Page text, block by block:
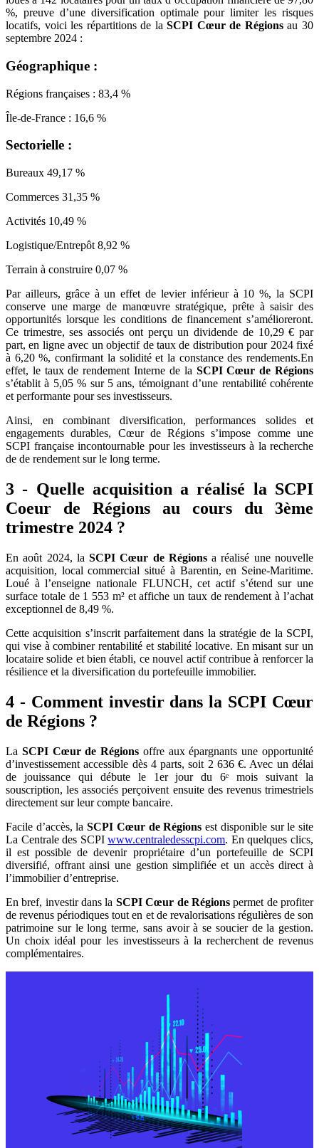
%, preuve d’une diversification optimale pour limiter les risques
locatifs, voici les répartitions de laSCPI Cœur de Régionsau 30
septembre 2024 :
Géographique :
Régions françaises : 83,4 %
Île-de-France : 16,6 %
Sectorielle :
Bureaux 49,17 %
Commerces 31,35 %
Activités 10,49 %
Logistique/Entrepôt 8,92 %
Terrain à construire 0,07 %
Par ailleurs, grâce à un effet de levier inférieur à 10 %, la SCPI
conserve une marge de manœuvre stratégique, prête à saisir des
opportunités lorsque les conditions de financement s’amélioreront.
Ce trimestre, ses associés ont perçu un dividende de 10,29 € par
part, en ligne avec un objectif de taux de distribution pour 2024 fixé
à 6,20 %, confirmant la solidité et la constance des rendements.En
effet, le taux de rendement Interne de la SCPI Cœur de Régions
s’établit à 5,05 % sur 5 ans, témoignant d’une rentabilité cohérente
et performante pour ses investisseurs.
Ainsi, en combinant diversification, performances solides et
engagements durables, Cœur de Régions s’impose comme une
SCPI française incontournable pour les investisseurs à la recherche
de de rendement sur le long terme.
3 - Quelle acquisition a réalisé la SCPI
Coeur de Régions au cours du 3ème
trimestre 2024 ?
En août 2024, laSCPI Cœur de Régionsa réalisé une nouvelle
acquisition, local commercial situé à Barentin, en Seine-Maritime.
Loué à l’enseigne nationale FLUNCH, cet actif s’étend sur une
surface totale de 1 553 m² et affiche un taux de rendement à l’achat
exceptionnel de 8,49 %.
Cette acquisition s’inscrit parfaitement dans la stratégie de la SCPI,
qui vise à combiner rentabilité et stabilité locative. En misant sur un
locataire solide et bien établi, ce nouvel actif contribue à renforcer la
résilience et la diversification du portefeuille immobilier.
4 - Comment investir dans la SCPI Cœur
de Régions ?
La SCPI Cœur de Régions offre aux épargnants une opportunité
d’investissement accessible dès 4 parts, soit 2 636 €. Avec un délai
de jouissance qui débute le 1er jour du 6ᵉ mois suivant la
souscription, les associés perçoivent ensuite des revenus trimestriels
directement sur leur compte bancaire.
Facile d’accès, laSCPI Cœur de Régions est disponible sur le site
La Centrale des SCPIwww.centraledesscpi.com. En quelques clics,
il est possible de devenir propriétaire d’un portefeuille de SCPI
diversifié, offrant ainsi une gestion simplifiée et un accès direct à
l’immobilier d’entreprise.
En bref, investir dans la SCPI Cœur de Régionspermet de profiter
de revenus périodiques tout en et de revalorisations régulières de son
patrimoine sur le long terme, sans avoir à se soucier de la gestion.
Un choix idéal pour les investisseurs à la recherchent de revenus
complémentaires.